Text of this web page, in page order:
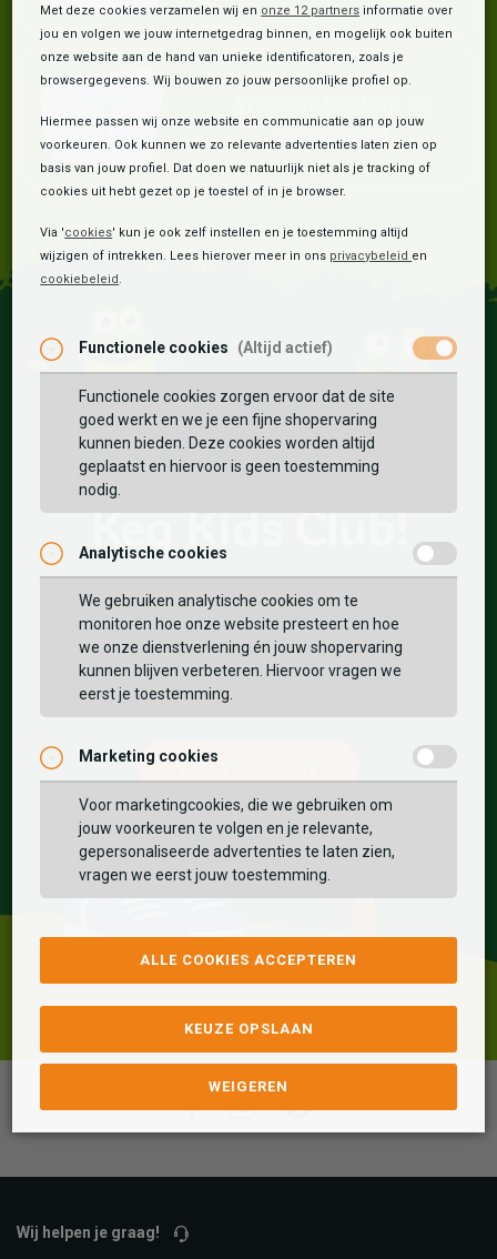
×
aanmelding
Word lid van de
Keq Kids Club!
We verwelkomen je graag bij onze Keq Kids Club!
Word nu gratis lid en profiteer direct van alle
leuke voordelen.
LID WORDEN
Wij helpen je graag!
Met deze cookies verzamelen wij en onze 12 partners informatie over
jou en volgen we jouw internetgedrag binnen, en mogelijk ook buiten
onze website aan de hand van unieke identificatoren, zoals je
browsergegevens. Wij bouwen zo jouw persoonlijke profiel op.
Hiermee passen wij onze website en communicatie aan op jouw
voorkeuren. Ook kunnen we zo relevante advertenties laten zien op
basis van jouw profiel. Dat doen we natuurlijk niet als je tracking of
cookies uit hebt gezet op je toestel of in je browser.
Via 'cookies' kun je ook zelf instellen en je toestemming altijd
wijzigen of intrekken. Lees hierover meer in ons privacybeleid en
cookiebeleid .
Functionele cookies (Altijd actief)
Functionele cookies zorgen ervoor dat de site
goed werkt en we je een fijne shopervaring
kunnen bieden. Deze cookies worden altijd
geplaatst en hiervoor is geen toestemming
nodig.
Analytische cookies
We gebruiken analytische cookies om te
monitoren hoe onze website presteert en hoe
we onze dienstverlening én jouw shopervaring
kunnen blijven verbeteren. Hiervoor vragen we
eerst je toestemming.
Marketing cookies
Voor marketingcookies, die we gebruiken om
jouw voorkeuren te volgen en je relevante,
gepersonaliseerde advertenties te laten zien,
vragen we eerst jouw toestemming.
ALLE COOKIES ACCEPTEREN
KEUZE OPSLAAN
WEIGEREN